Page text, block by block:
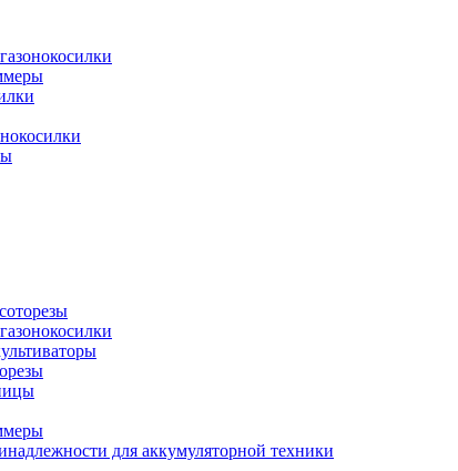
для аккумуляторной техники